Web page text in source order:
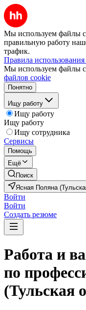
Мы используем файлы
правильную работу
трафик.
Правила
Мы используем файлы
файлов cookie
Понятно
Ищу работу
Ищу работу
Ищу работу
Ищу сотрудника
Сервисы
Помощь
Ещё
Поиск
Ясная Поляна
Войти
Войти
Создать резюме
Работа и
по
(Тульская